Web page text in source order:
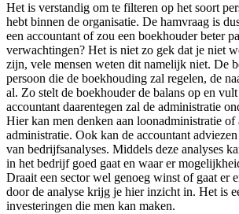
Het is verstandig om te filteren op het soort
hebt binnen de organisatie. De hamvraag is
een accountant of zou een boekhouder beter
verwachtingen? Het is niet zo gek dat je niet
zijn, vele mensen weten dit namelijk niet. De
persoon die de boekhouding zal regelen, de
al. Zo stelt de boekhouder de balans op en
accountant daarentegen zal de administratie
Hier kan men denken aan loonadministratie of
administratie. Ook kan de accountant
van bedrijfsanalyses. Middels deze analyses
in het bedrijf goed gaat en waar er
Draait een sector wel genoeg winst of gaat er
door de analyse krijg je hier inzicht in. Het is
investeringen die men kan maken.